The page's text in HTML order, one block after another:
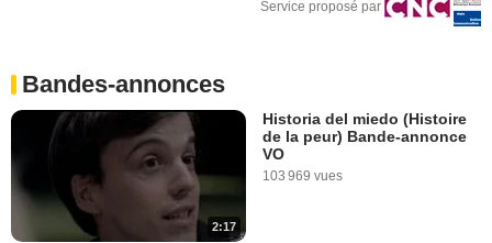
Service proposé par
Bandes-annonces
2:17
Historia del miedo (Histoire
de la peur) Bande-annonce
VO
103 969 vues